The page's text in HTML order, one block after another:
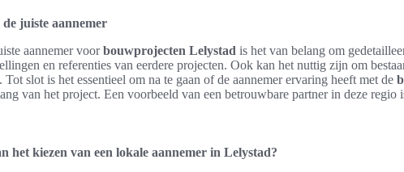
juiste aannemer
aannemer voorbouwprojecten Lelystad is het van belang om
en referenties van eerdere projecten. Ook kan het nuttig zijn om
slot is het essentieel om na te gaan of de aannemer ervaring heeft met de
van het project. Een voorbeeld van een betrouwbare partner in deze regio
het kiezen van een lokale aannemer in Lelystad?